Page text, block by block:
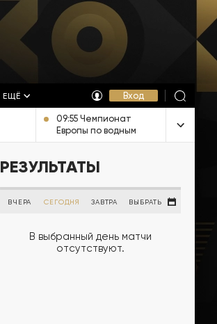
ЕЩЁ Вход
09:55 Чемпионат
Европы по водным
видам спорта.
Женщины 3 км. Прямая
Франции
РЕЗУЛЬТАТЫ
ВЧЕРА СЕГОДНЯ ЗАВТРА ВЫБРАТЬ
В выбранный день матчи
отсутствуют.